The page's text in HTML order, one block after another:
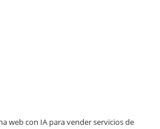
web con IA para vender servicios de